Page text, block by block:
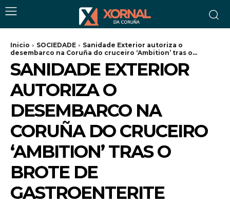
Inicio SOCIEDADE
Sanidade Exterior autoriza o
desembarco na Coruña do cruceiro ‘Ambition’ tras o...
SANIDADE EXTERIOR
AUTORIZA O
DESEMBARCO NA
CORUÑA DO CRUCEIRO
‘AMBITION’ TRAS O
BROTE DE
GASTROENTERITE